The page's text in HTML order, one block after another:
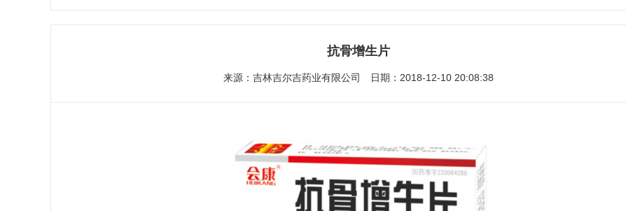
女性生殖及妊娠疾病
抗骨增生片
来源： 吉林吉尔吉药业有限公司 日期：2018-12-10 20:08:38